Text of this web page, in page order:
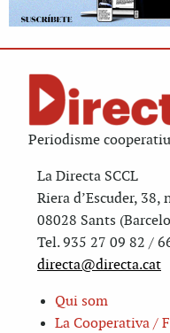
Periodisme
La Directa SCCL
Riera d’Escuder, 38,
08028 Sants
Tel. 935 27 09 82 /
directa@directa.cat
Qui som
La Cooperativa /